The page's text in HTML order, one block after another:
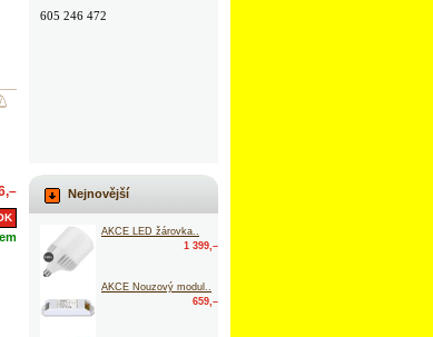
605 246 472
Nejnovější
AKCE LED žárovka..
1 399,–
AKCE Nouzový modul..
659,–